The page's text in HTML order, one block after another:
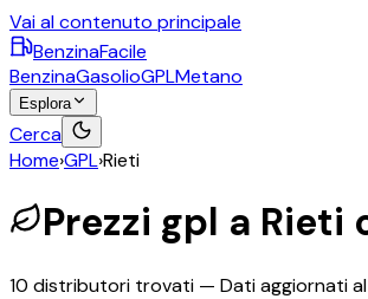
Vai al contenuto principale
BenzinaFacile
BenzinaGasolioGPLMetano
Esplora
Cerca
Home›GPL›Rieti
Prezzi gpl a Rieti
10 distributori trovati — Dati aggiornati al